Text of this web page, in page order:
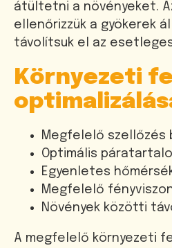
átültetni a növényeket.
ellenőrizzük a gyökerek
távolítsuk el az
Környezeti
Megfelelő szellőzés
Optimális
Egyenletes
Megfelelő
Növények közötti
A megfelelő környezeti